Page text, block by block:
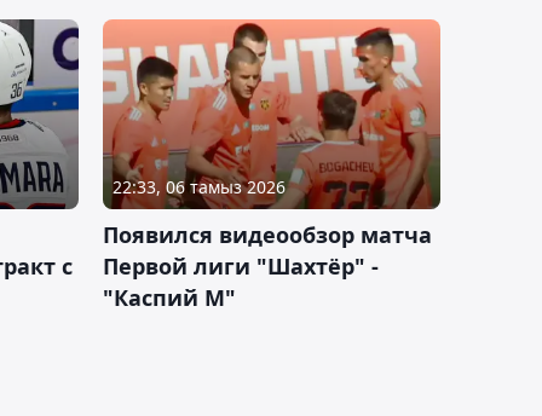
с
22:33, 06 тамыз 2026
Появился видеообзор матча
Первой лиги "Шахтёр" -
"Каспий М"